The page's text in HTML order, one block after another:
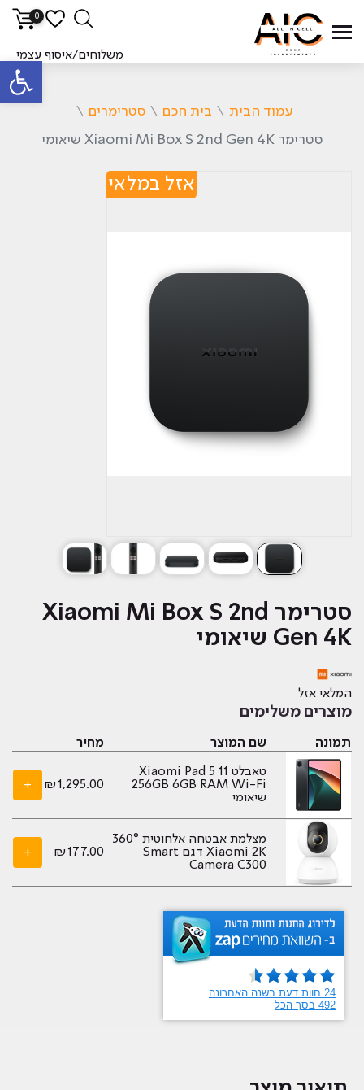
פתח
0
משלוחים/איסוף עצמי
עמוד הבית \ בית חכם \ סטרימרים \
סטרימר Xiaomi Mi Box S 2nd Gen 4K שיאומי
סטרימר Xiaomi Mi Box S 2nd
Gen 4K שיאומי
המלאי אזל
מוצרים משלימים
תמונה שם המוצר מחיר
טאבלט Xiaomi Pad 5 11
256GB 6GB RAM Wi-Fi
שיאומי
₪1,295.00
+
מצלמת אבטחה אלחוטית 360°
Xiaomi 2K דגם Smart
Camera C300
₪177.00
+
אזל במלאי